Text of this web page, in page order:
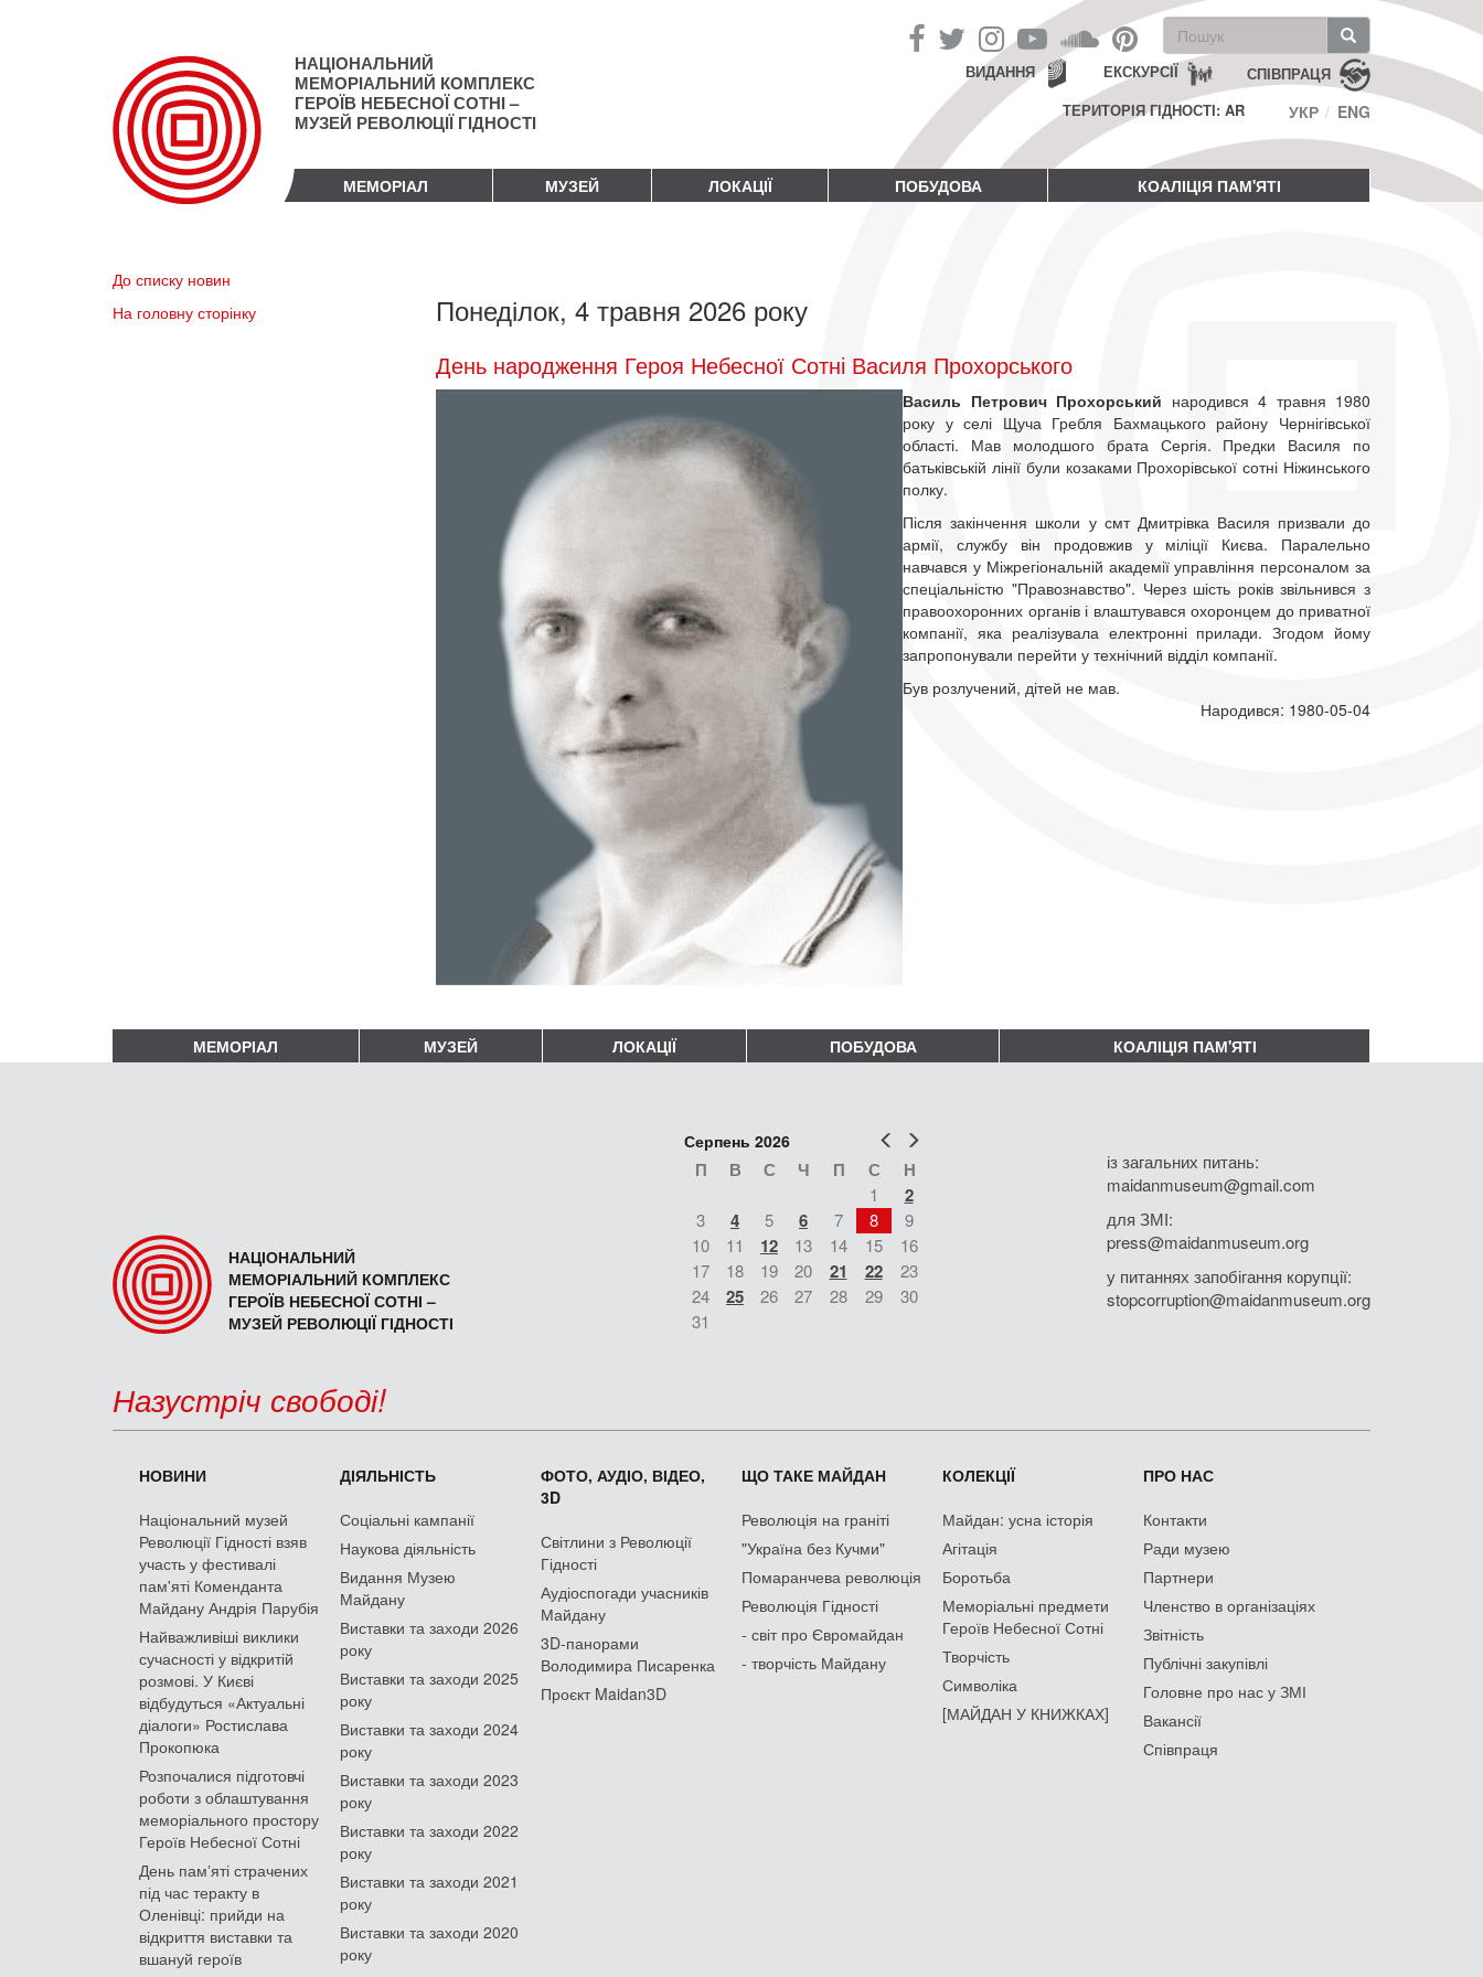
НАЦІОНАЛЬНИЙ
МЕМОРІАЛЬНИЙ КОМПЛЕКС
ГЕРОЇВ НЕБЕСНОЇ СОТНІ –
МУЗЕЙ РЕВОЛЮЦІЇ ГІДНОСТІ
Пошукова
форма
Пошук СПІВПРАЦЯ
ЕКСКУРСІЇ
ВИДАННЯ
ТЕРИТОРІЯ ГІДНОСТІ: AR
УКР ENG
МЕМОРІАЛ МУЗЕЙ ЛОКАЦІЇ ПОБУДОВА КОАЛІЦІЯ ПАМ'ЯТІ
До списку новин
На головну сторінку
Понеділок, 4 травня 2026 року
День народження Героя Небесної Сотні Василя Прохорського
Василь Петрович Прохорський народився 4 травня 1980
року у селі Щуча Гребля Бахмацького району Чернігівської
області. Мав молодшого брата Сергія. Предки Василя по
батьківській лінії були козаками Прохорівської сотні Ніжинського
полку.
Після закінчення школи у смт Дмитрівка Василя призвали до
армії, службу він продовжив у міліції Києва. Паралельно
навчався у Міжрегіональній академії управління персоналом за
спеціальністю "Правознавство". Через шість років звільнився з
правоохоронних органів і влаштувався охоронцем до приватної
компанії, яка реалізувала електронні прилади. Згодом йому
запропонували перейти у технічний відділ компанії.
Був розлучений, дітей не мав.
Народився: 1980-05-04
МЕМОРІАЛ МУЗЕЙ ЛОКАЦІЇ ПОБУДОВА КОАЛІЦІЯ ПАМ'ЯТІ
НАЦІОНАЛЬНИЙ
МЕМОРІАЛЬНИЙ КОМПЛЕКС
ГЕРОЇВ НЕБЕСНОЇ СОТНІ –
МУЗЕЙ РЕВОЛЮЦІЇ ГІДНОСТІ
Попер
Серпень 2026
П В С Ч П С Н
1 2
3 4 5 6 7 8
9
10
11 12 13 14 15
16
17
18 19 20 21 22
23
24
25 26 27 28 29
30
31
із загальних питань:
maidanmuseum@gmail.com
для ЗМІ:
press@maidanmuseum.org
у питаннях запобігання корупції:
stopcorruption@maidanmuseum.org
Назустріч свободі!
НОВИНИ
Національний музей
Революції Гідності взяв
участь у фестивалі
пам'яті Коменданта
Майдану Андрія Парубія
Найважливіші виклики
сучасності у відкритій
розмові. У Києві
відбудуться «Актуальні
діалоги» Ростислава
Прокопюка
Розпочалися підготовчі
роботи з облаштування
меморіального простору
Героїв Небесної Сотні
День памʼяті страчених
під час теракту в
Оленівці: прийди на
відкриття виставки та
вшануй героїв
ДІЯЛЬНІСТЬ
Соціальні кампанії
Наукова діяльність
Видання Музею
Майдану
Виставки та заходи 2026
року
Виставки та заходи 2025
року
Виставки та заходи 2024
року
Виставки та заходи 2023
року
Виставки та заходи 2022
року
Виставки та заходи 2021
року
Виставки та заходи 2020
року
ФОТО, АУДІО, ВІДЕО,
3D
Світлини з Революції
Гідності
Аудіоспогади учасників
Майдану
3D-панорами
Володимира Писаренка
Проєкт Maidan3D
ЩО ТАКЕ МАЙДАН
Революція на граніті
"Україна без Кучми"
Помаранчева революція
Революція Гідності
- світ про Євромайдан
- творчість Майдану
КОЛЕКЦІЇ
Майдан: усна історія
Агітація
Боротьба
Меморіальні предмети
Героїв Небесної Сотні
Творчість
Символіка
[МАЙДАН У КНИЖКАХ]
ПРО НАС
Контакти
Ради музею
Партнери
Членство в організаціях
Звітність
Публічні закупівлі
Головне про нас у ЗМІ
Вакансії
Співпраця